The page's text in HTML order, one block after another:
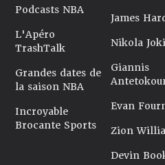
Podcasts NBA
L'Apéro
TrashTalk
Grandes dates de
la saison NBA
Incroyable
Brocante Sports
James
Nikola
Giannis
Evan
Zion
Devin